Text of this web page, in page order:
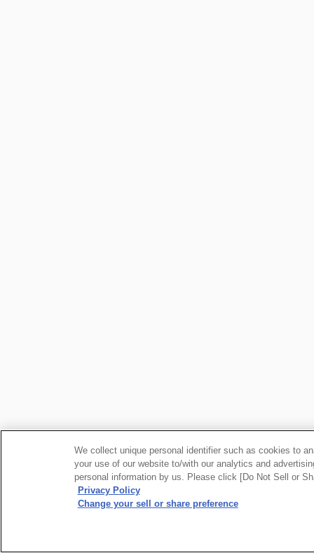
We collect unique personal identifier such as cookies to
your use of our website to/with our analytics and
personal information by us. Please click [Do Not Sell or
Privacy Policy
Change your sell or share preference